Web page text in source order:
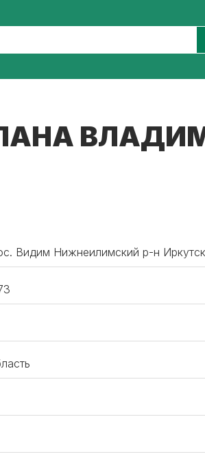
Видим Нижнеилимский р-н